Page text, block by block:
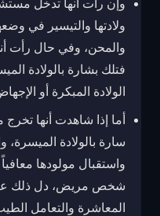
وإن رأت أنها تدخل
ولادتها والتيسير في
والمحن، وفي حال رأت
فتلك بشارة بالولادة
الولادة المبكرة أو
أما إذا شاهدت أنها
سارة بالولادة
واستقبال مولودها
شخص مريض، دل ذلك
المعاشرة والتعامل